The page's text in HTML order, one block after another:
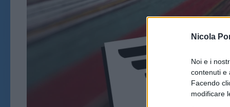
Nicola
Noi e i
contenuti e
Facendo
modificare